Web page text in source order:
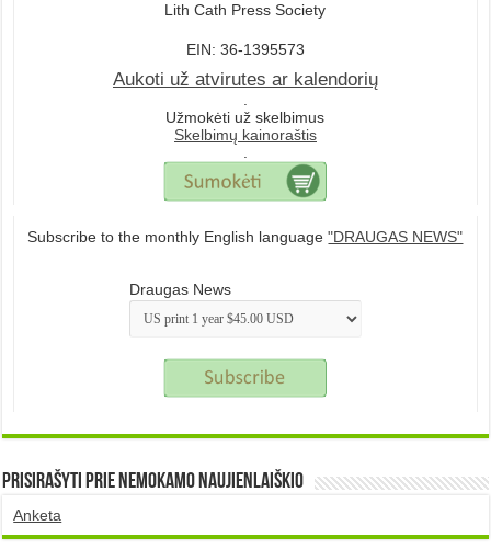
Lith Cath Press Society
EIN: 36-1395573
Aukoti už atvirutes ar kalendorių
.
Užmokėti už skelbimus
Skelbimų kainoraštis
.
Subscribe to the monthly English language"DRAUGAS NEWS"
Draugas News
Prisirašyti prie nemokamo naujienlaiškio
Anketa